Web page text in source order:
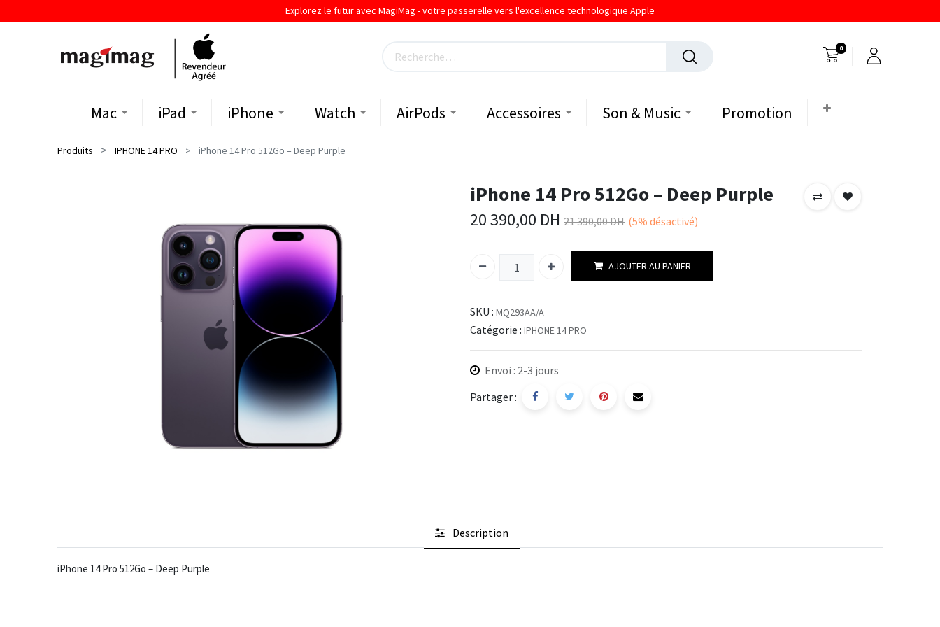
Explorez le futur avec MagiMag - votre passerelle vers l'excellence technologique Apple
0
Mac iPad iPhone Watch AirPods Accessoires Son & Music Promotion
Produits IPHONE 14 PRO iPhone 14 Pro 512Go – Deep Purple
iPhone 14 Pro 512Go – Deep Purple
20 390,00 DH 21 390,00DH (5% désactivé)
AJOUTER AU PANIER
SKU : MQ293AA/A
Catégorie : IPHONE 14 PRO
Envoi : 2-3 jours
Partager :
Description
iPhone 14 Pro 512Go – Deep Purple